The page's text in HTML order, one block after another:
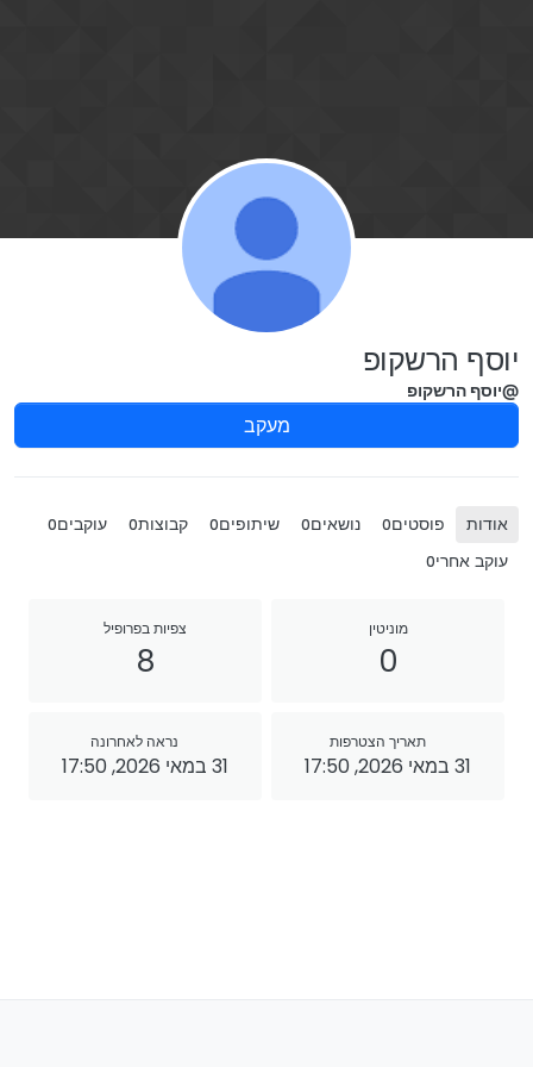
יוסף הרשקופ
@יוסף הרשקופ
מעקב
אודות פוסטים0 נושאים0 שיתופים0 קבוצות0 עוקבים0
עוקב אחרי0
מוניטין
0
צפיות בפרופיל
8
תאריך הצטרפות
31 במאי 2026, 17:50
נראה לאחרונה
31 במאי 2026, 17:50